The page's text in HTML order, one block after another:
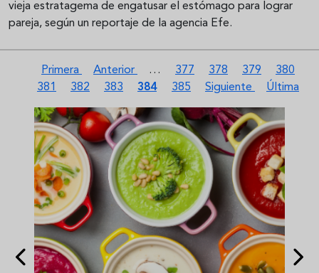
vieja estratagema de engatusar el estómago para lograr
pareja, según un reportaje de la agencia Efe.
Paginación
Primera página
Primera Página anterior
Anterior … Página
377 Página
378 Página
379 Página
380
381
Página
382 Página
383 Página actual
384 Página
385 Siguiente página
Siguiente Última
Última